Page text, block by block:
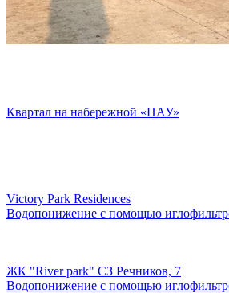
Квартал на набережной «НАУ»
Victory Park Residences
Водопонижение с помощью
ЖК "River park" СЗ Речников, 7
Водопонижение с помощью